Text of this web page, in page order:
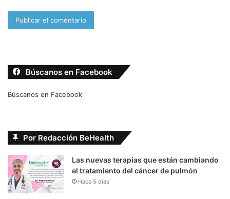
Búscanos en Facebook
Búscanos en Facebook
Por Redacción BeHealth
Las nuevas terapias que están cambiando
el tratamiento del cáncer de pulmón
Hace 5 días